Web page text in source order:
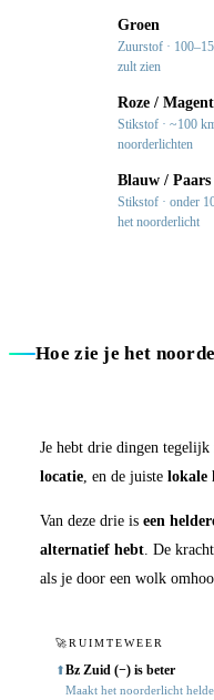
Groen
Zuurstof ·
zult zien
Roze /
Stikstof · ~100
noorderlichten
Blauw / Paars
Stikstof · onder
het noorderlicht
Hoe zie je het
Je hebt drie dingen
locatie , en de juiste lokale
Van deze drie is een
alternatief hebt . De
als je door een wolk
🚀RUIMTEWEER
⬆Bz Zuid (−) is beter
Maakt het noorderlicht